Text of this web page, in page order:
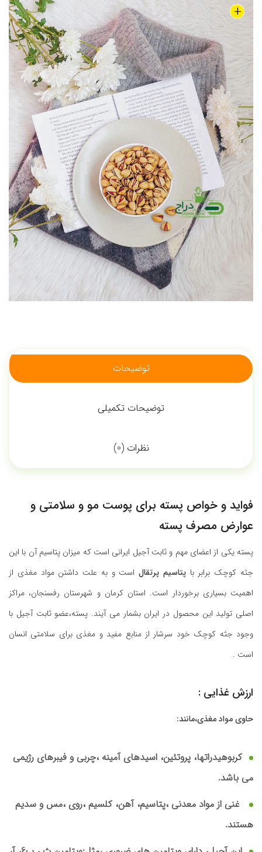
توضیحات
توضیحات تکمیلی
نظرات (0)
فواید و خواص پسته برای پوست مو و سلامتی و
عوارض مصرف پسته
پسته یکی از اعضای مهم و ثابت آجیل ایرانی است که میزان پتاسیمآن با این
جثه کوچک برابر باپتاسیم پرتقالاست و به علت داشتن مواد مغذی از
اهمیت بسیاری برخوردار است. استان کرمان و شهرستان رفسنجان، مراکز
اصلی تولید این محصول در ایران بشمار می آیند. پسته،عضو ثابت آجیل با
وجود جثه کوچک خود سرشار از منابع مفید و مغذی برای سلامتی انسان
است .
ارزش غذایی :
حاوی مواد مغذی،مانند:
کربوهیدراتها، پروتئین، اسیدهای آمینه ،چربی و فیبرهای رژیمی
می باشد.
غنی از مواد معدنی ،پتاسیم، آهن، کلسیم ،روی ،مس و سدیم
هستند.